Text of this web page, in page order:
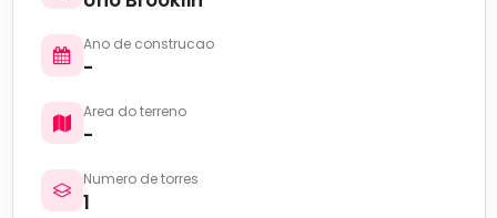
Ano de construcao
-
Area do terreno
-
Numero de torres
1